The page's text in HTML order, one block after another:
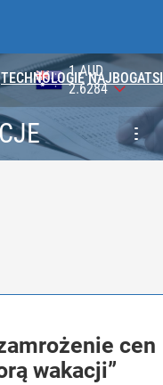
TECHNOLOGIE NAJBOGATSI
100 JPY
2.3647
cen
wakacji”